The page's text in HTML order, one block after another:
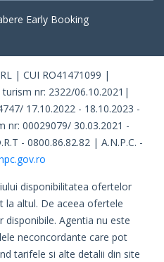
Early Booking
| CUI RO41471099 |
nr: 2322/06.10.2021|
17.10.2022 - 18.10.2023 -
nr: 00029079/ 30.03.2021 -
- 0800.86.82.82 | A.N.P.C. -
disponibilitatea ofertelor
la altul. De aceea ofertele
disponibile. Agentia nu este
neconcordante care pot
tarifele si alte detalii din site